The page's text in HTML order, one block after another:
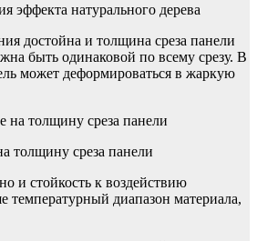
эффекта натурального дерева
достойна и толщина среза панели
быть одинаковой по всему срезу. В
может деформироваться в жаркую
толщину среза панели
и стойкость к воздействию
температурный диапазон материала,